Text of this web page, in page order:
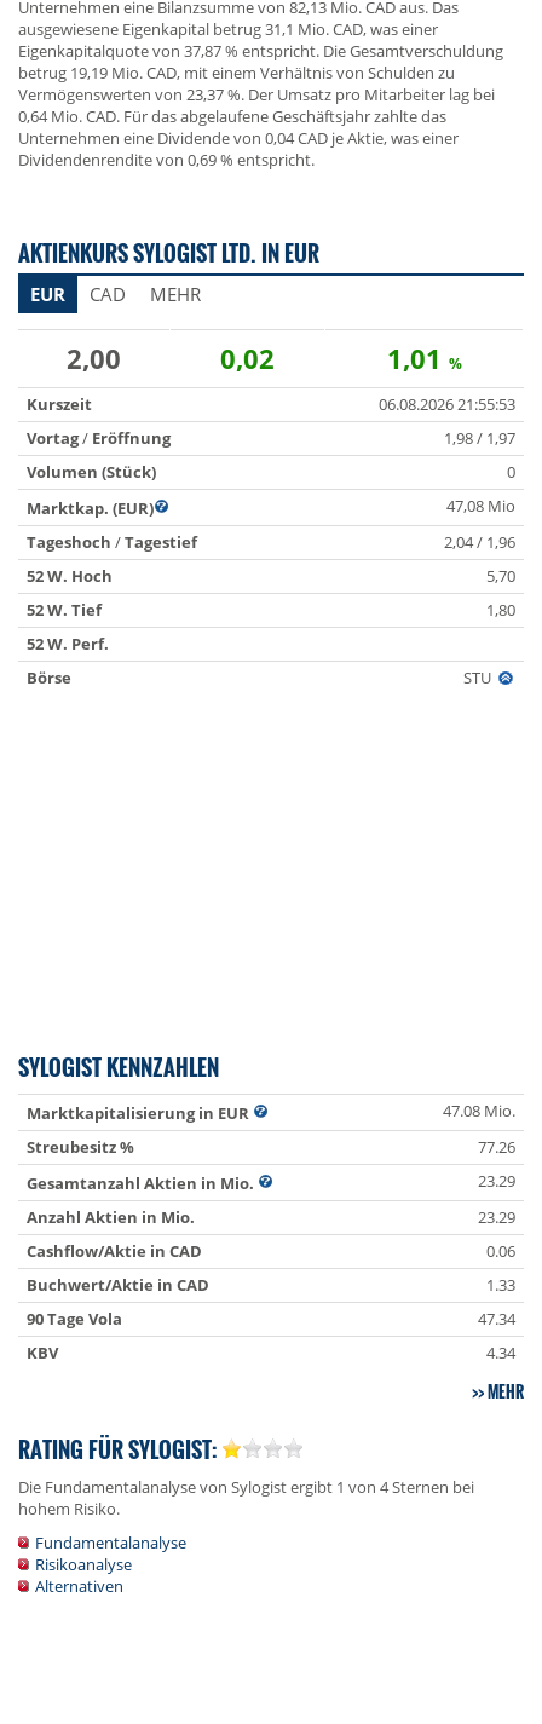
Unternehmen eine Bilanzsumme von 82,13 Mio. CAD aus. Das
ausgewiesene Eigenkapital betrug 31,1 Mio. CAD, was einer
Eigenkapitalquote von 37,87 % entspricht. Die Gesamtverschuldung
betrug 19,19 Mio. CAD, mit einem Verhältnis von Schulden zu
Vermögenswerten von 23,37 %. Der Umsatz pro Mitarbeiter lag bei
0,64 Mio. CAD. Für das abgelaufene Geschäftsjahr zahlte das
Unternehmen eine Dividende von 0,04 CAD je Aktie, was einer
Dividendenrendite von 0,69 % entspricht.
AKTIENKURS SYLOGIST LTD. IN EUR
EUR CAD MEHR
2,00 0,02 1,01 %
Kurszeit
06.08.2026 21:55:53
Vortag/ Eröffnung
1,98 / 1,97
Volumen (Stück)
0
Marktkap. (EUR)
47,08 Mio
Tageshoch /Tagestief
2,04 / 1,96
52 W. Hoch
5,70
52 W. Tief
1,80
52 W. Perf.
Börse
STU
SYLOGIST KENNZAHLEN
Marktkapitalisierung in EUR
47.08 Mio.
Streubesitz %
77.26
Gesamtanzahl Aktien in Mio.
23.29
Anzahl Aktien in Mio.
23.29
Cashflow/Aktie in CAD
0.06
Buchwert/Aktie in CAD
1.33
90 Tage Vola
47.34
KBV
4.34
MEHR
RATING FÜR SYLOGIST:
Die Fundamentalanalyse von Sylogist ergibt 1 von 4 Sternen bei
hohem Risiko.
Fundamentalanalyse
Risikoanalyse
Alternativen